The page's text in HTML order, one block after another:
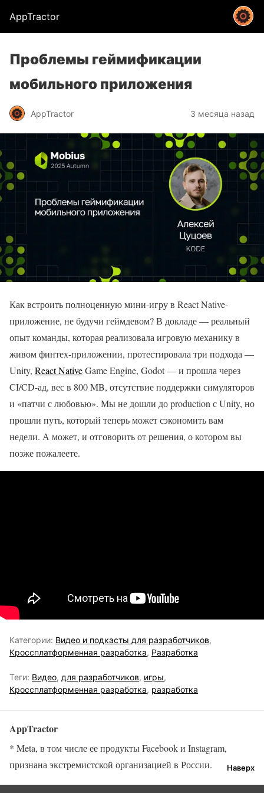
AppTractor
Проблемы геймификации
мобильного приложения
AppTractor 3 месяца назад
Как встроить полноценную мини-игру в React Native-
приложение, не будучи геймдевом? В докладе — реальный
опыт команды, которая реализовала игровую механику в
живом финтех-приложении, протестировала три подхода —
Unity, React NativeGame Engine, Godot — и прошла через
CI/CD-ад, вес в 800 MB, отсутствие поддержки симуляторов
и «патчи с любовью». Мы не дошли до production с Unity, но
прошли путь, который теперь может сэкономить вам
недели. А может, и отговорить от решения, о котором вы
позже пожалеете.
Категории: Видео и подкасты для разработчиков,
Кроссплатформенная разработка, Разработка
Теги: Видео, для разработчиков, игры,
Кроссплатформенная разработка, разработка
AppTractor
Наверх
* Meta, в том числе ее продукты Facebook и Instagram,
признана экстремистской организацией в России.